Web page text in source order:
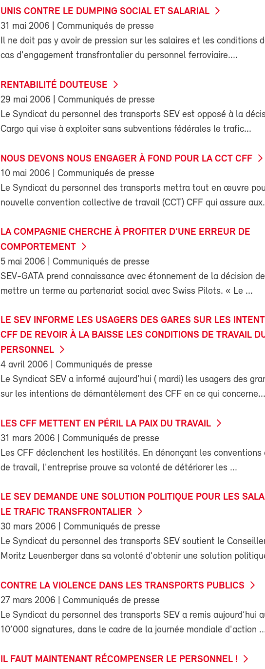
UNIS CONTRE LE DUMPING SOCIAL ET SALARIAL
31 mai 2006 | Communiqués de presse
Il ne doit pas y avoir de pression sur les salaires et les conditions
cas d'engagement transfrontalier du personnel ferroviaire....
RENTABILITÉ DOUTEUSE
29 mai 2006 | Communiqués de presse
Le Syndicat du personnel des transports SEV est opposé à la
Cargo qui vise à exploiter sans subventions fédérales le trafic...
NOUS DEVONS NOUS ENGAGER À FOND POUR LA CCT CFF
10 mai 2006 | Communiqués de presse
Le Syndicat du personnel des transports mettra tout en œuvre
nouvelle convention collective de travail (CCT) CFF qui assure
LA COMPAGNIE CHERCHE À PROFITER D'UNE ERREUR DE
COMPORTEMENT
5 mai 2006 | Communiqués de presse
SEV-GATA prend connaissance avec étonnement de la décision
mettre un terme au partenariat social avec Swiss Pilots. « Le ...
LE SEV INFORME LES USAGERS DES GARES SUR LES
CFF DE REVOIR À LA BAISSE LES CONDITIONS DE TRAVAIL
PERSONNEL
4 avril 2006 | Communiqués de presse
Le Syndicat SEV a informé aujourd’hui ( mardi) les usagers des
sur les intentions de démantèlement des CFF en ce qui concerne...
LES CFF METTENT EN PÉRIL LA PAIX DU TRAVAIL
31 mars 2006 | Communiqués de presse
Les CFF déclenchent les hostilités. En dénonçant les
de travail, l'entreprise prouve sa volonté de détériorer les ...
LE SEV DEMANDE UNE SOLUTION POLITIQUE POUR LES
LE TRAFIC TRANSFRONTALIER
30 mars 2006 | Communiqués de presse
Le Syndicat du personnel des transports SEV soutient le
Moritz Leuenberger dans sa volonté d'obtenir une solution
CONTRE LA VIOLENCE DANS LES TRANSPORTS PUBLICS
27 mars 2006 | Communiqués de presse
Le Syndicat du personnel des transports SEV a remis aujourd’hui
10’000 signatures, dans le cadre de la journée mondiale d'action
IL FAUT MAINTENANT RÉCOMPENSER LE PERSONNEL !